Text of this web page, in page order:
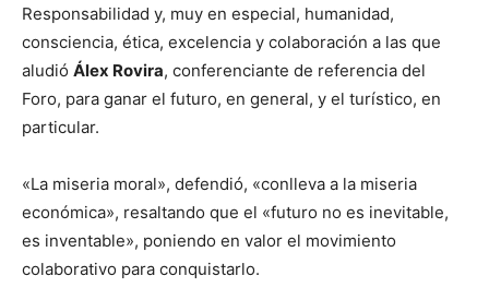
Responsabilidad y, muy en especial, humanidad,
consciencia, ética, excelencia y colaboración a las que
aludió Álex Rovira, conferenciante de referencia del
Foro, para ganar el futuro, en general, y el turístico, en
particular.
«La miseria moral», defendió, «conlleva a la miseria
económica», resaltando que el «futuro no es inevitable,
es inventable», poniendo en valor el movimiento
colaborativo para conquistarlo.